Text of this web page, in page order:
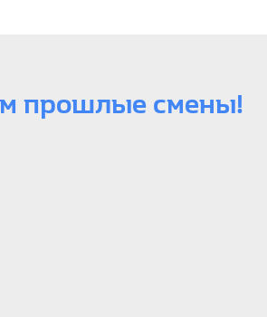
прошлые смены!